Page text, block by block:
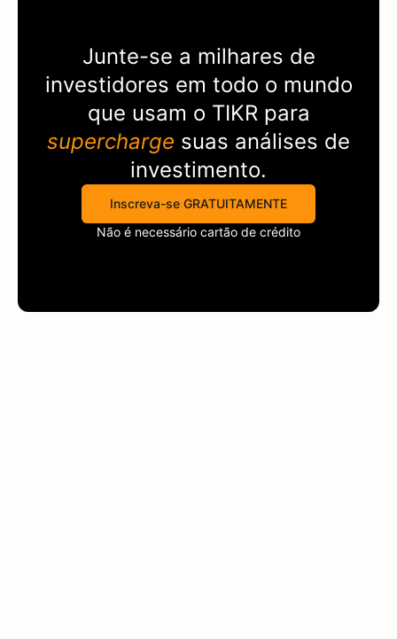
Junte-se a milhares de
investidores em todo o mundo
que usam o TIKRpara
supercharge suas análises de
investimento.
Inscreva-se GRATUITAMENTE
Não é necessário cartão de crédito